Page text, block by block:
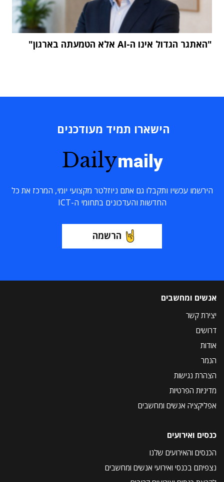
"האתגר הגדול אינו ה-AI אלא הטמעתה בארגון"
הישארו תמיד מעודכנים
Dailymaily
הירשמו עכשיו ותקבלו גם אתם ניוזלטר מקצועי יומי, המרכז את כל
החדשות והעדכונים בתחומי ה-ICT
הרשמה
אנשים ומחשבים
יצירת קשר
דרושים
אודות
הנמר
הצהרת נגישות
מדיניות הפרטיות
אפליקציה אנשים ומחשבים
כנסים ואירועים
הכנסים והאירועים שלנו
נצפיתם בכנסי ואירועי אנשים ומחשבים